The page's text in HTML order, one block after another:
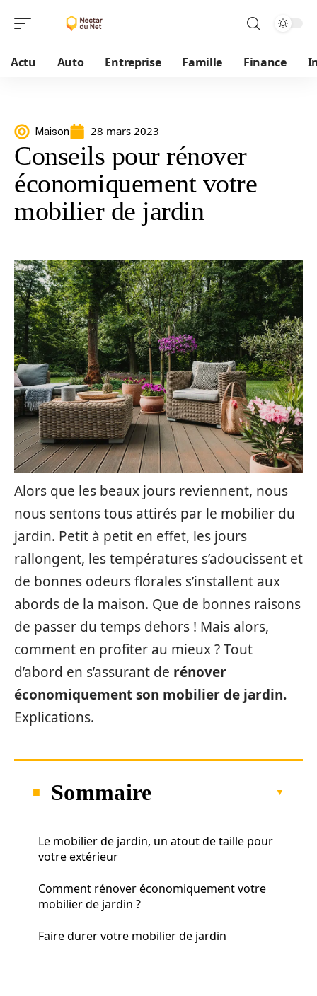
Actu Auto Entreprise Famille Finance
Maison 28 mars 2023
Conseils pour rénover
économiquement votre
mobilier de jardin
Alors que les beaux jours reviennent, nous
nous sentons tous attirés par le mobilier du
jardin. Petit à petit en effet, les jours
rallongent, les températures s’adoucissent et
de bonnes odeurs florales s’installent aux
abords de la maison. Que de bonnes raisons
de passer du temps dehors ! Mais alors,
comment en profiter au mieux ? Tout
d’abord en s’assurant de rénover
économiquement son mobilier de jardin.
Explications.
Sommaire
Le mobilier de jardin, un atout de taille pour
votre extérieur
Comment rénover économiquement votre
mobilier de jardin ?
Faire durer votre mobilier de jardin